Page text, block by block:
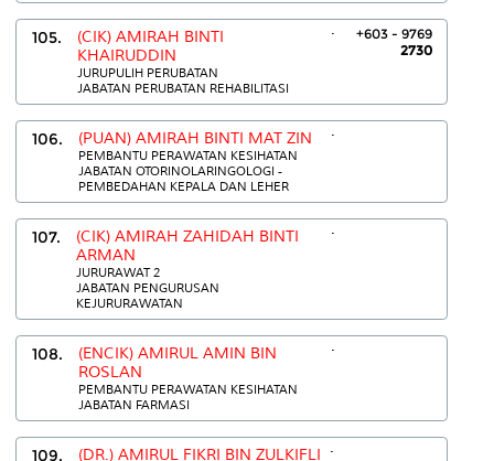
105.
(CIK) AMIRAH BINTI
KHAIRUDDIN
JURUPULIH PERUBATAN
JABATAN PERUBATAN REHABILITASI
.
+603 - 9769
2730
106. (PUAN) AMIRAH BINTI MAT ZIN
PEMBANTU PERAWATAN KESIHATAN
JABATAN OTORINOLARINGOLOGI -
PEMBEDAHAN KEPALA DAN LEHER
.
107.
(CIK) AMIRAH ZAHIDAH BINTI
ARMAN
JURURAWAT 2
JABATAN PENGURUSAN
KEJURURAWATAN
.
108.
(ENCIK) AMIRUL AMIN BIN
ROSLAN
PEMBANTU PERAWATAN KESIHATAN
JABATAN FARMASI
.
109. (DR.) AMIRUL FIKRI BIN ZULKIFLI .